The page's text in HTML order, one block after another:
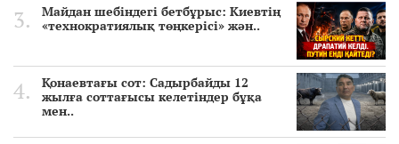
Майдан шебіндегі бетбұрыс: Киевтің
«технократиялық төңкерісі» жән..
Қонаевтағы сот: Садырбайды 12
жылға соттағысы келетіндер бұқа
мен..